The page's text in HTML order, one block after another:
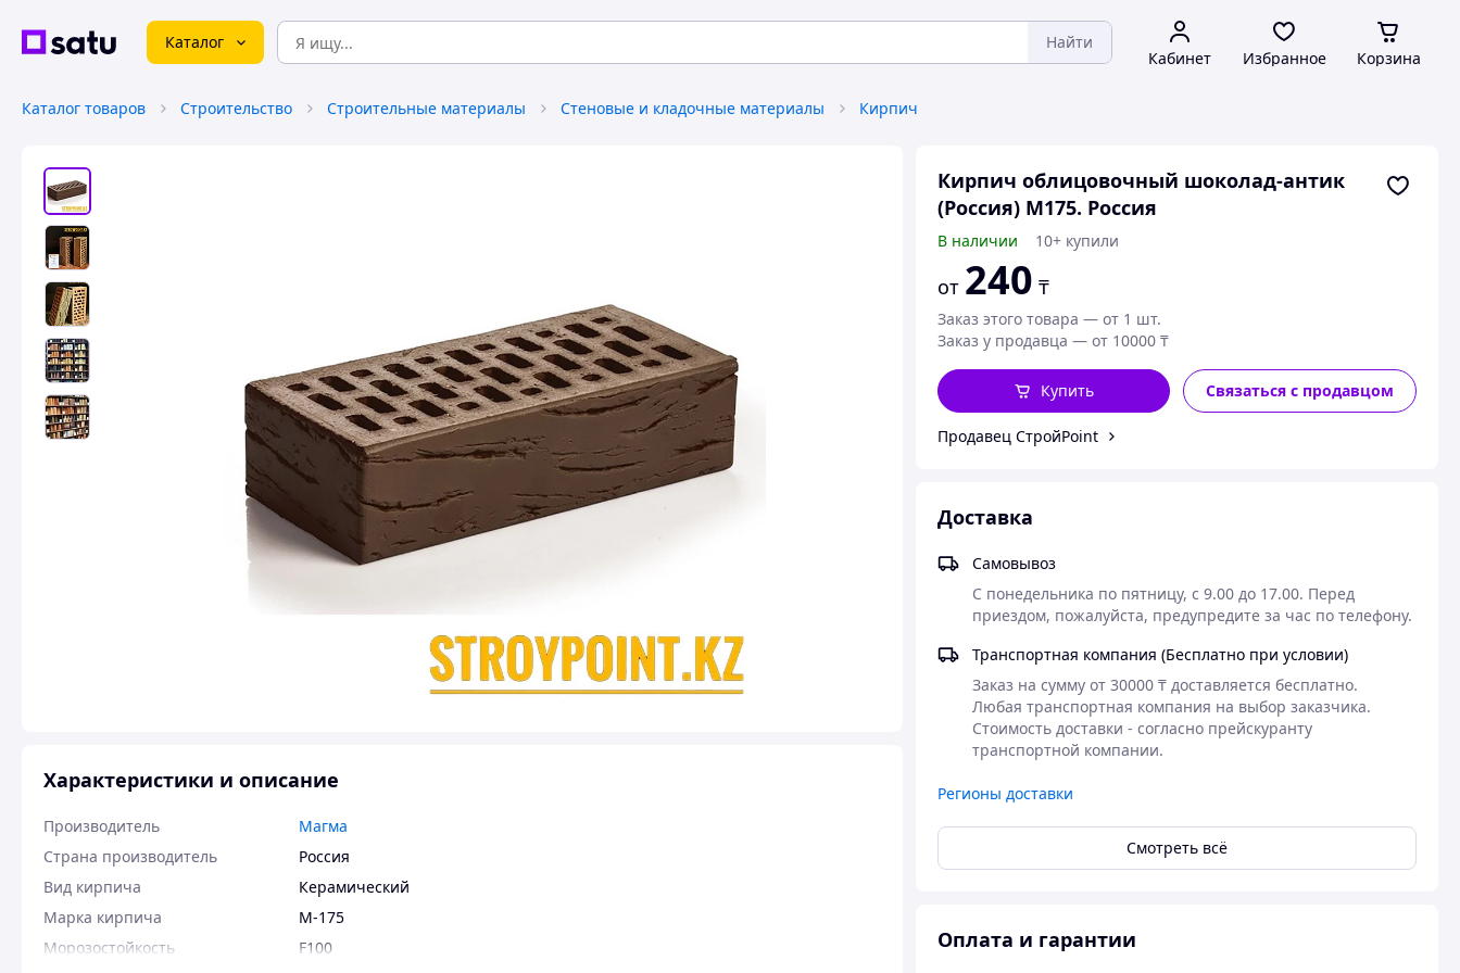
Каталог Найти
Кабинет Избранное Корзина
Каталог товаров Строительство Строительные материалы Стеновые и кладочные материалы Кирпич
Кирпич облицовочный шоколад-антик
(Россия) М175. Россия
В наличии 10+ купили
от 240 ₸
Заказ этого товара — от 1 шт.
Заказ у продавца — от 10000 ₸
Купить Связаться с продавцом
Продавец СтройPoint
Доставка
Самовывоз
С понедельника по пятницу, с 9.00 до 17.00. Перед
приездом, пожалуйста, предупредите за час по телефону.
Транспортная компания (Бесплатно при условии)
Заказ на сумму от 30000 ₸ доставляется бесплатно.
Любая транспортная компания на выбор заказчика.
Стоимость доставки - согласно прейскуранту
транспортной компании.
Регионы доставки
Смотреть всё
Оплата и гарантии
Характеристики и описание
Производитель
Магма
Страна производитель
Россия
Вид кирпича
Керамический
Марка кирпича
М-175
Морозостойкость
F100